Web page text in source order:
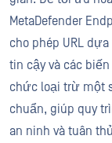
MetaDefender
cho phép URL
tin cậy và các
chức loại trừ một
chuẩn, giúp quy
an ninh và tuân